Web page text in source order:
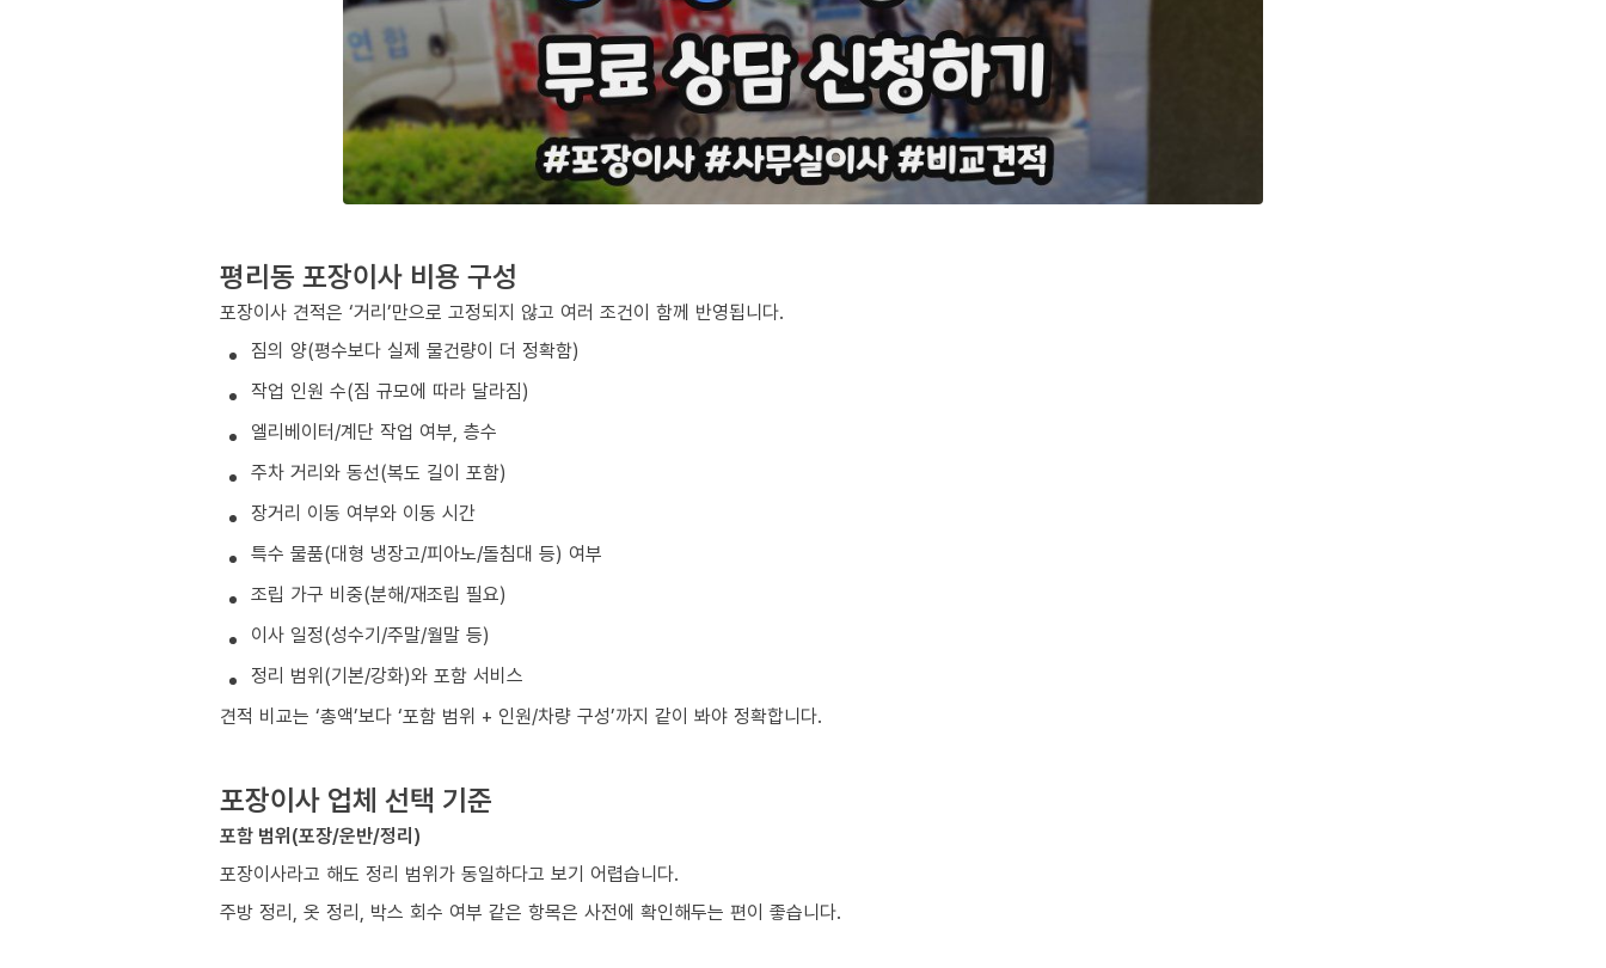
평리동 포장이사 비용 구성
포장이사 견적은 ‘거리’만으로 고정되지 않고 여러 조건이 함께 반영됩니다.
짐의 양(평수보다 실제 물건량이 더 정확함)
작업 인원 수(짐 규모에 따라 달라짐)
엘리베이터/계단 작업 여부, 층수
주차 거리와 동선(복도 길이 포함)
장거리 이동 여부와 이동 시간
특수 물품(대형 냉장고/피아노/돌침대 등) 여부
조립 가구 비중(분해/재조립 필요)
이사 일정(성수기/주말/월말 등)
정리 범위(기본/강화)와 포함 서비스
견적 비교는 ‘총액’보다 ‘포함 범위 + 인원/차량 구성’까지 같이 봐야 정확합니다.
포장이사 업체 선택 기준
포함 범위(포장/운반/정리)
포장이사라고 해도 정리 범위가 동일하다고 보기 어렵습니다.
주방 정리, 옷 정리, 박스 회수 여부 같은 항목은 사전에 확인해두는 편이 좋습니다.